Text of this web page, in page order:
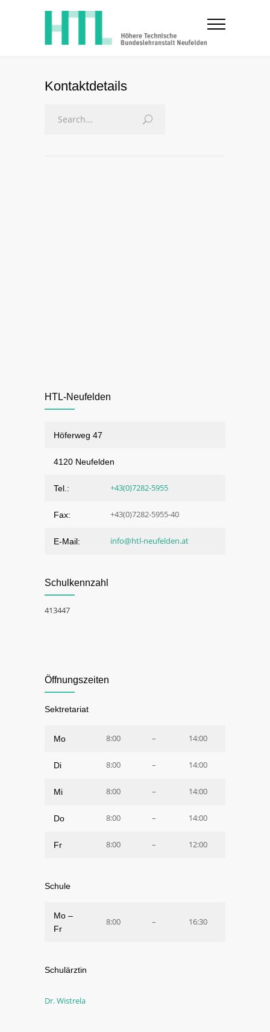
Kontaktdetails
HTL-Neufelden
Höferweg 47
4120 Neufelden
Tel.: +43(0)7282-5955
Fax: +43(0)7282-5955-40
E-Mail: info@htl-neufelden.at
Schulkennzahl
413447
Öffnungszeiten
Sektretariat
Mo 8:00 – 14:00
Di 8:00 – 14:00
Mi 8:00 – 14:00
Do 8:00 – 14:00
Fr 8:00 – 12:00
Schule
Mo –
Fr
8:00 – 16:30
Schulärztin
Dr. Wistrela